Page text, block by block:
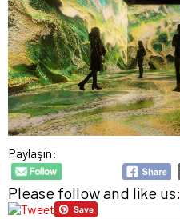
Paylaşın:
Please follow and like us: